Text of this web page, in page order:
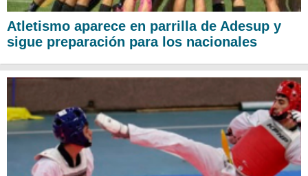
Atletismo aparece en parrilla de Adesup y
sigue preparación para los nacionales